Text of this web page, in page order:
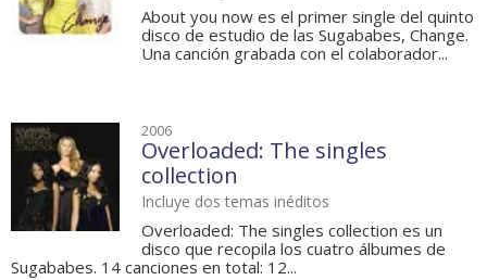
About you now es el primer single del quinto
disco de estudio de las Sugababes, Change.
Una canción grabada con el colaborador...
2006
Overloaded: The singles
collection
Incluye dos temas inéditos
Overloaded: The singles collection es un
disco que recopila los cuatro álbumes de
Sugababes. 14 canciones en total: 12...